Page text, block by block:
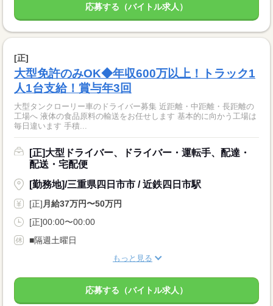
応募する（バイトル求人）
[正]
大型免許のみOK◆年収600万以上！トラック1
人1台支給！賞与年3回
大型タンクローリー車のドライバー募集 近距離・中距離・長距離の
工場へ 液体の食品原料の輸送をお任せします 基本的に向かう工場は
毎日違います 手積...
[正]大型ドライバー、ドライバー・運転手、配達・
配送・宅配便
[勤務地]/三重県四日市市 / 近鉄四日市駅
[正] 月給37万円〜50万円
[正]00:00〜00:00
■隔週土曜日
もっと見る
応募する（バイトル求人）